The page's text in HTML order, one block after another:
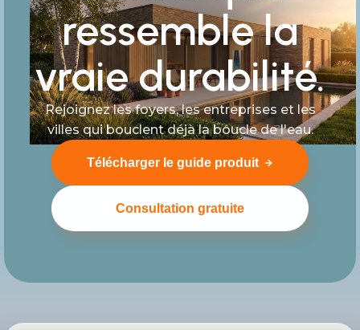
ressemble la
vraie durabilité.
Rejoignez les foyers, les entreprises et les
villes qui bouclent déjà la boucle de l'eau.
Télécharger le guide produit
Consultation gratuite